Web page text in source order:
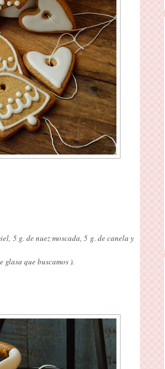
5 g. de nuez moscada, 5 g. de canela y
que buscamos ).